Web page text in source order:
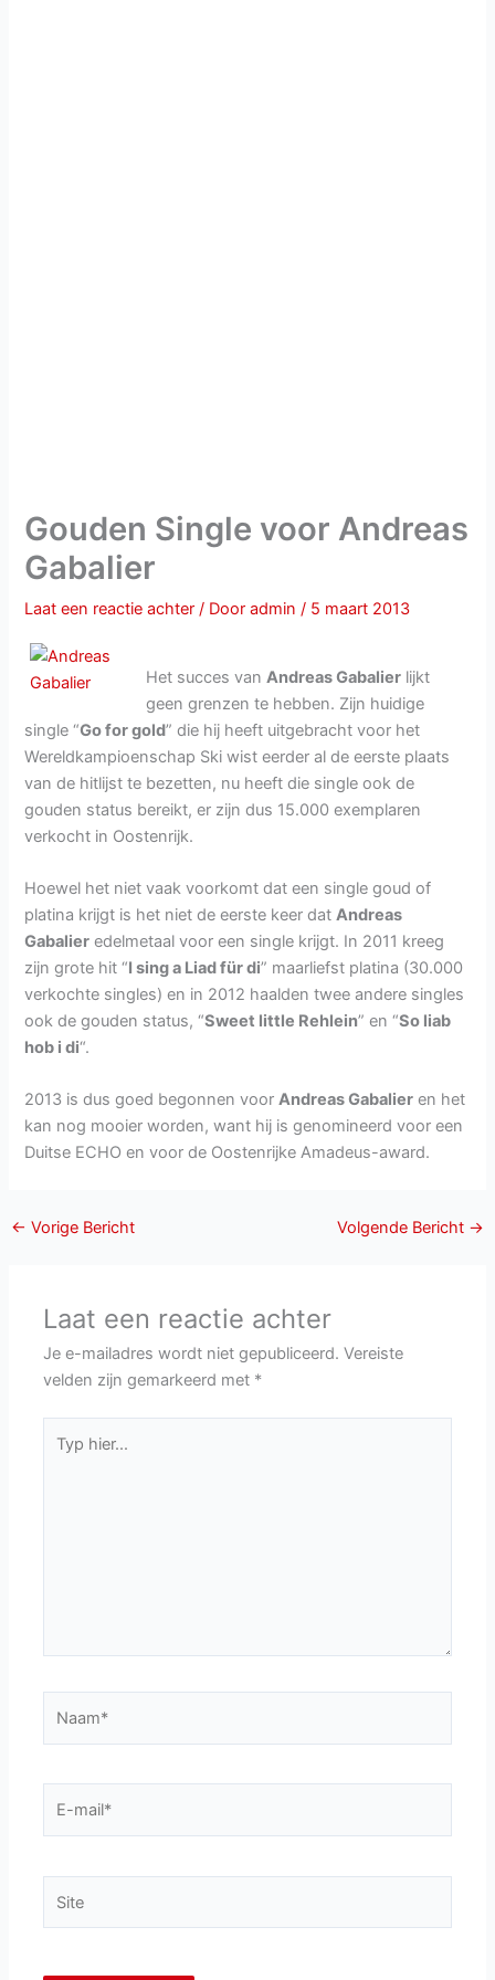
Gouden Single voor Andreas
Gabalier
Laat een reactie achter / Dooradmin/ 5 maart 2013
Het succes vanAndreas Gabalier lijkt
geen grenzen te hebben. Zijn huidige
single “Go for gold” die hij heeft uitgebracht voor het
Wereldkampioenschap Ski wist eerder al de eerste plaats
van de hitlijst te bezetten, nu heeft die single ook de
gouden status bereikt, er zijn dus 15.000 exemplaren
verkocht in Oostenrijk.
Hoewel het niet vaak voorkomt dat een single goud of
platina krijgt is het niet de eerste keer datAndreas
Gabalier edelmetaal voor een single krijgt. In 2011 kreeg
zijn grote hit “I sing a Liad für di” maarliefst platina (30.000
verkochte singles) en in 2012 haalden twee andere singles
ook de gouden status, “Sweet little Rehlein” en “So liab
hob i di“.
2013 is dus goed begonnen voorAndreas Gabalier en het
kan nog mooier worden, want hij is genomineerd voor een
Duitse ECHO en voor de Oostenrijke Amadeus-award.
← Vorige Bericht Volgende Bericht →
Laat een reactie achter
Je e-mailadres wordt niet gepubliceerd. Vereiste
velden zijn gemarkeerd met *
hier...
mail*